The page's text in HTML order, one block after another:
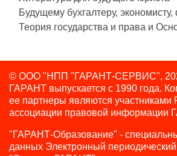
Будущему бухгалтеру,
Теория государства и права и
© ООО "НПП "ГАРАНТ-СЕРВИС",
ГАРАНТ выпускается с 1990 года.
ее партнеры являются участниками
ассоциации правовой информации
"ГАРАНТ-Образование" -
данных Электронный